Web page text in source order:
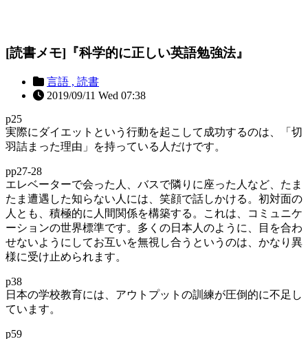
[読書メモ]『科学的に正しい英語勉強法』
言語 , 読書
2019/09/11 Wed 07:38
p25
実際にダイエットという行動を起こして成功するのは、「切
羽詰まった理由」を持っている人だけです。
pp27-28
エレベーターで会った人、バスで隣りに座った人など、たま
たま遭遇した知らない人には、笑顔で話しかける。初対面の
人とも、積極的に人間関係を構築する。これは、コミュニケ
ーションの世界標準です。多くの日本人のように、目を合わ
せないようにしてお互いを無視し合うというのは、かなり異
様に受け止められます。
p38
日本の学校教育には、アウトプットの訓練が圧倒的に不足し
ています。
p59